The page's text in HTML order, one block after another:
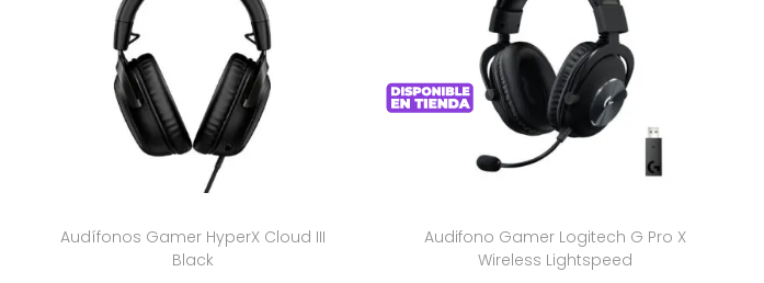
Audífonos Gamer HyperX Cloud III
Black
Audifono Gamer Logitech G Pro X
Wireless Lightspeed